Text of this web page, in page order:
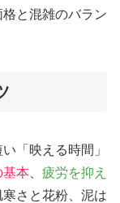
と混雑のバラン
「映える時間」
基本
疲労を抑え
さと花粉、泥は